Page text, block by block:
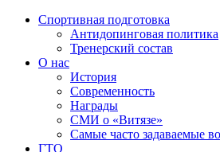
Спортивная подготовка
Антидопинговая политика
Тренерский состав
О нас
История
Современность
Награды
СМИ о «Витязе»
Самые часто задаваемые
ГТО